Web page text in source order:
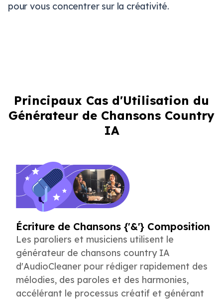
pour vous concentrer sur la créativité.
Principaux Cas d'Utilisation du
Générateur de Chansons Country
IA
Écriture de Chansons {'&'} Composition
Les paroliers et musiciens utilisent le
générateur de chansons country IA
d'AudioCleaner pour rédiger rapidement des
mélodies, des paroles et des harmonies,
accélérant le processus créatif et générant